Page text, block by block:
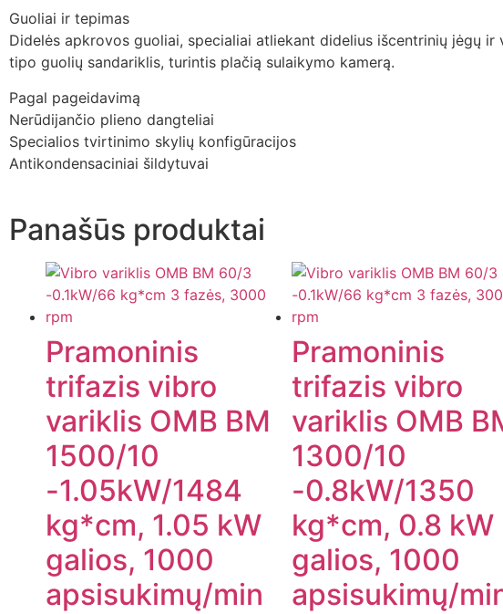
Guoliai ir tepimas
Didelės apkrovos guoliai, specialiai atliekant didelius išcentrinių jėgų
tipo guolių sandariklis, turintis plačią sulaikymo kamerą.
Pagal pageidavimą
Nerūdijančio plieno dangteliai
Specialios tvirtinimo skylių konfigūracijos
Antikondensaciniai šildytuvai
Panašūs produktai
Pramoninis
trifazis vibro
variklis OMB BM
1500/10
-1.05kW/1484
kg*cm, 1.05 kW
galios, 1000
apsisukimų/min
Pramoninis
trifazis vibro
variklis OMB
1300/10
-0.8kW/1350
kg*cm, 0.8 kW
galios, 1000
apsisukimų/